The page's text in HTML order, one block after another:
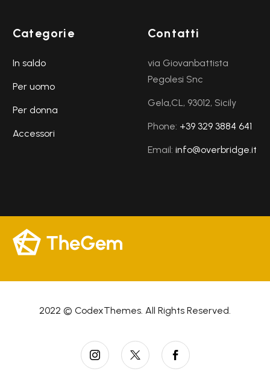
Categorie
In saldo
Per uomo
Per donna
Accessori
Contatti
via Giovanbattista
Pegolesi Snc
Gela,CL, 93012, Sicily
Phone: +39 329 3884 641
Email: info@overbridge.it
2022 © CodexThemes. All Rights Reserved.